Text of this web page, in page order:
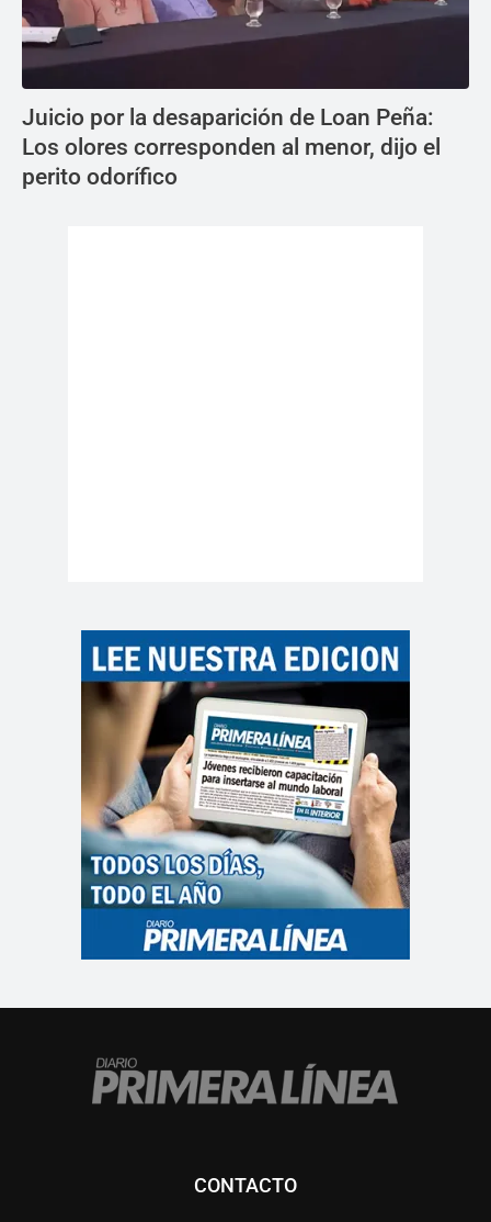
Juicio por la desaparición de Loan Peña:
Los olores corresponden al menor, dijo el
perito odorífico
CONTACTO